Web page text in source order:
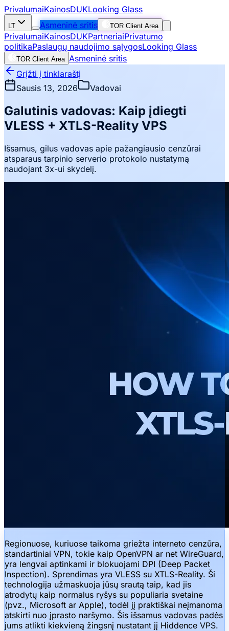
PrivalumaiKainosDUKLooking Glass
LT Asmeninė sritis TOR Client Area
PrivalumaiKainosDUKPartneriaiPrivatumo
politikaPaslaugų naudojimo sąlygosLooking Glass
TOR Client Area Asmeninė sritis
Grįžti į tinklaraštį
Sausis 13, 2026
Vadovai
Galutinis vadovas: Kaip įdiegti
VLESS + XTLS-Reality VPS
Išsamus, gilus vadovas apie pažangiausio cenzūrai
atsparaus tarpinio serverio protokolo nustatymą
naudojant 3x-ui skydelį.
Regionuose, kuriuose taikoma griežta interneto cenzūra,
standartiniai VPN, tokie kaip OpenVPN ar net WireGuard,
yra lengvai aptinkami ir blokuojami DPI (Deep Packet
Inspection). Sprendimas yra VLESS su XTLS-Reality. Ši
technologija užmaskuoja jūsų srautą taip, kad jis
atrodytų kaip normalus ryšys su populiaria svetaine
(pvz., Microsoft ar Apple), todėl jį praktiškai neįmanoma
atskirti nuo įprasto naršymo. Šis išsamus vadovas padės
jums atlikti kiekvieną žingsnį nustatant jį Hiddence VPS.